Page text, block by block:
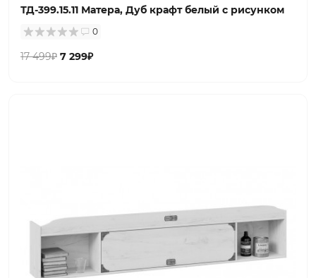
ТД-399.15.11 Матера, Дуб крафт белый с рисунком
0
17 499₽ 7 299₽